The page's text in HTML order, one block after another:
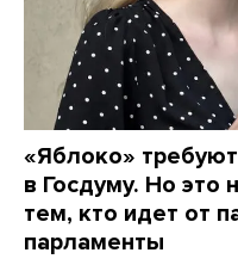
«Яблоко»
в Госдуму. Но
тем, кто идет от
парламенты